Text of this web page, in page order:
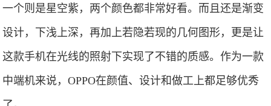
一个则是星空紫，两个颜色都非常好看。而且还是渐变
设计，下浅上深，再加上若隐若现的几何图形，更是让
这款手机在光线的照射下实现了不错的质感。作为一款
中端机来说，OPPO在颜值、设计和做工上都足够优秀